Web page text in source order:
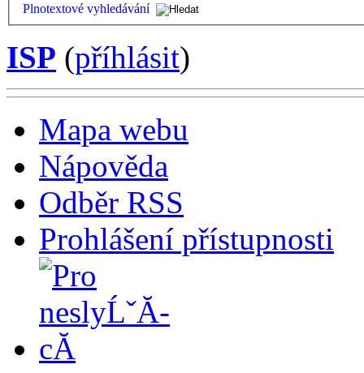
Plnotextové vyhledávání
ISP (příhlásit)
Mapa webu
Nápověda
Odběr RSS
Prohlášení přístupnosti